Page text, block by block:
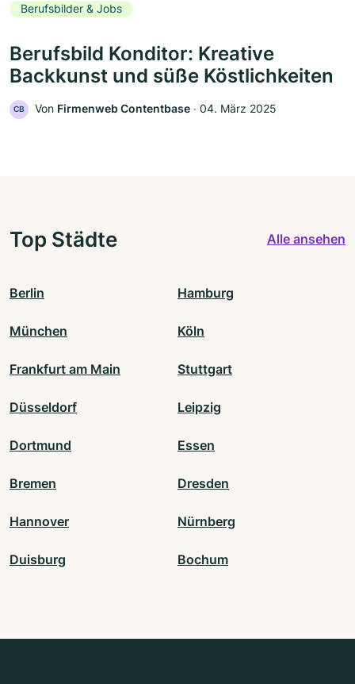
Berufsbilder & Jobs
Berufsbild Konditor: Kreative
Backkunst und süße Köstlichkeiten
CB Von Firmenweb Contentbase ‧ 04. März 2025
Top Städte Alle ansehen
Berlin Hamburg
München Köln
Frankfurt am Main Stuttgart
Düsseldorf Leipzig
Dortmund Essen
Bremen Dresden
Hannover Nürnberg
Duisburg Bochum